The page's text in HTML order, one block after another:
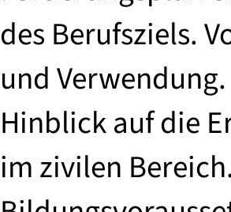
des Berufsziels.
und
Hinblick auf die
im zivilen